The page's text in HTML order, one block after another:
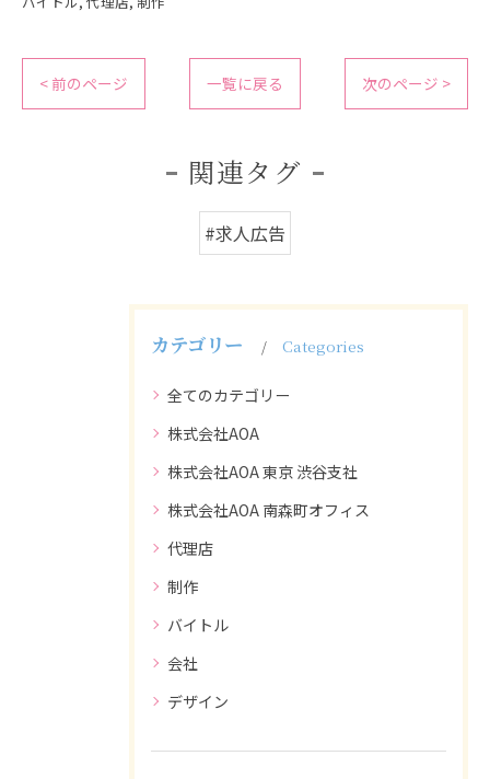
< 前のページ 一覧に戻る 次のページ >
関連タグ
#求人広告
カテゴリー Categories
全てのカテゴリー
株式会社AOA
株式会社AOA 東京 渋谷支社
株式会社AOA 南森町オフィス
代理店
制作
バイトル
会社
デザイン